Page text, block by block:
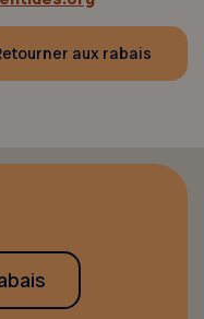
aux rabais